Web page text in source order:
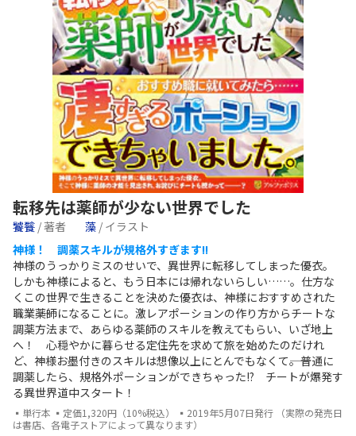
転移先は薬師が少ない世界でした
饕餮 / 著者 藻 / イラスト
神様！ 調薬スキルが規格外すぎます!!
神様のうっかりミスのせいで、異世界に転移してしまった優衣。
しかも神様によると、もう日本には帰れないらしい……。仕方な
くこの世界で生きることを決めた優衣は、神様におすすめされた
職業――薬師になることに。激レアポーションの作り方からチートな
調薬方法まで、あらゆる薬師のスキルを教えてもらい、いざ地上
へ！ 心穏やかに暮らせる定住先を求めて旅を始めたのだけれ
ど、神様お墨付きのスキルは想像以上にとんでもなくて――。普通に
調薬したら、規格外ポーションができちゃった!? チートが爆発す
る異世界道中スタート！
▪単行本 ▪定価1,320円（10%税込） ▪2019年5月07日発行 （実際の発売日
は書店、各電子ストアによって異なります）